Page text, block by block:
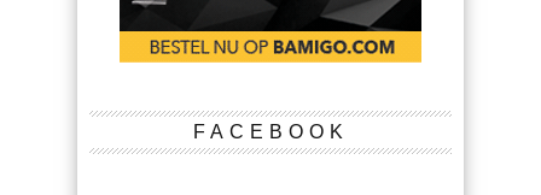
FACEBOOK